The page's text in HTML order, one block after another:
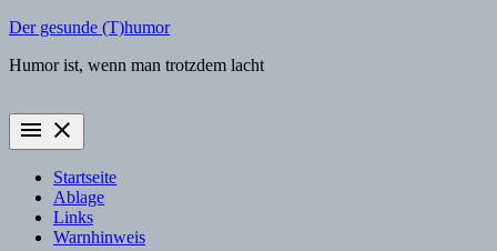
Zum
springen
Der gesunde (T)humor
Humor ist, wenn man trotzdem lacht
menu close
Startseite
Ablage
Links
Warnhinweis